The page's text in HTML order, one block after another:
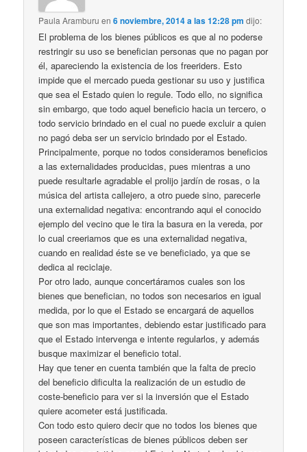
Paula Aramburu en6 noviembre, 2014 a las 12:28 pm dijo:
El problema de los bienes públicos es que al no poderse
restringir su uso se benefician personas que no pagan por
él, apareciendo la existencia de los freeriders. Esto
impide que el mercado pueda gestionar su uso y justifica
que sea el Estado quien lo regule. Todo ello, no significa
sin embargo, que todo aquel beneficio hacia un tercero, o
todo servicio brindado en el cual no puede excluir a quien
no pagó deba ser un servicio brindado por el Estado.
Principalmente, porque no todos consideramos beneficios
a las externalidades producidas, pues mientras a uno
puede resultarle agradable el prolijo jardín de rosas, o la
música del artista callejero, a otro puede sino, parecerle
una externalidad negativa: encontrando aqui el conocido
ejemplo del vecino que le tira la basura en la vereda, por
lo cual creeriamos que es una externalidad negativa,
cuando en realidad éste se ve beneficiado, ya que se
dedica al reciclaje.
Por otro lado, aunque concertáramos cuales son los
bienes que benefician, no todos son necesarios en igual
medida, por lo que el Estado se encargará de aquellos
que son mas importantes, debiendo estar justificado para
que el Estado intervenga e intente regularlos, y además
busque maximizar el beneficio total.
Hay que tener en cuenta también que la falta de precio
del beneficio dificulta la realización de un estudio de
coste-beneficio para ver si la inversión que el Estado
quiere acometer está justificada.
Con todo esto quiero decir que no todos los bienes que
poseen características de bienes públicos deben ser